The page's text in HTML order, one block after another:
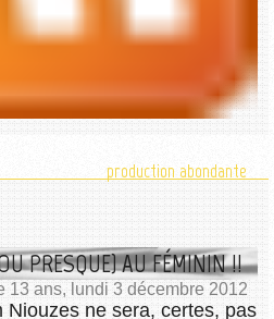
production abondante
PRESQUE) AU FÉMININ !!
13 ans, lundi 3 décembre 2012
Niouzes ne sera, certes, pas